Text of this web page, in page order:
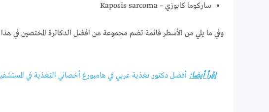
ساركوما كابوزي – Kaposis sarcoma
وفي ما يلي من الأسطر قائمة تضم مجموعة من افضل الدكاترة المختصين في
إقرأ أيضا: أفضل دكتور تغذية عربي في هامبورغ أخصائي التغذية في